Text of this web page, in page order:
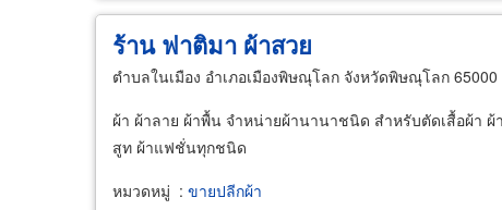
ร้าน ฟาติมา ผ้าสวย
ตำบลในเมือง อำเภอเมืองพิษณุโลก จังหวัดพิษณุโลก 65000
ผ้า ผ้าลาย ผ้าพื้น จำหน่ายผ้านานาชนิด สำหรับตัดเสื้อผ้า
สูท ผ้าแฟชั่นทุกชนิด
หมวดหมู่ : ขายปลีกผ้า